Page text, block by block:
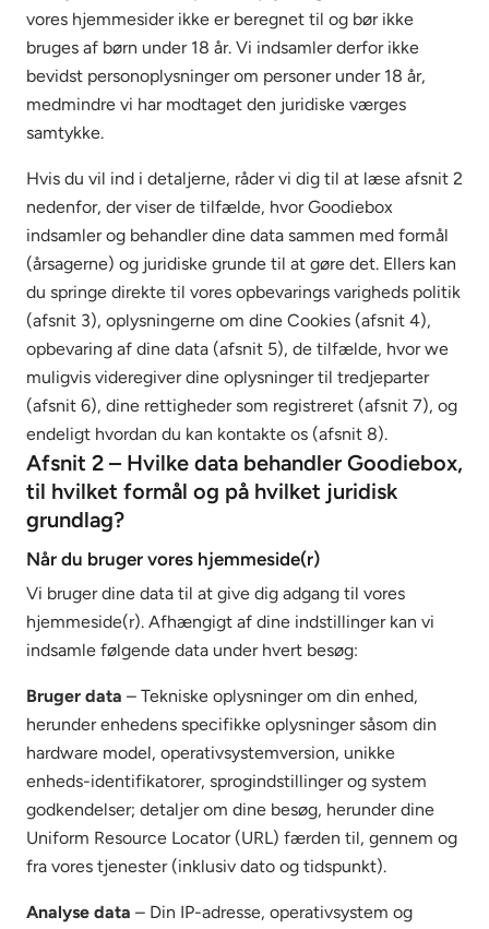
vores hjemmesider ikke er beregnet til og bør ikke
bruges af børn under 18 år. Vi indsamler derfor ikke
bevidst personoplysninger om personer under 18 år,
medmindre vi har modtaget den juridiske værges
samtykke.
Hvis du vil ind i detaljerne, råder vi dig til at læse afsnit 2
nedenfor, der viser de tilfælde, hvor Goodiebox
indsamler og behandler dine data sammen med formål
(årsagerne) og juridiske grunde til at gøre det. Ellers kan
du springe direkte til vores opbevarings varigheds politik
(afsnit 3), oplysningerne om dine Cookies (afsnit 4),
opbevaring af dine data (afsnit 5), de tilfælde, hvor we
muligvis videregiver dine oplysninger til tredjeparter
(afsnit 6), dine rettigheder som registreret (afsnit 7), og
endeligt hvordan du kan kontakte os (afsnit 8).
Afsnit 2 – Hvilke data behandler Goodiebox,
til hvilket formål og på hvilket juridisk
grundlag?
Når du bruger vores hjemmeside(r)
Vi bruger dine data til at give dig adgang til vores
hjemmeside(r). Afhængigt af dine indstillinger kan vi
indsamle følgende data under hvert besøg:
Bruger data – Tekniske oplysninger om din enhed,
herunder enhedens specifikke oplysninger såsom din
hardware model, operativsystemversion, unikke
enheds-identifikatorer, sprogindstillinger og system
godkendelser; detaljer om dine besøg, herunder dine
Uniform Resource Locator (URL) færden til, gennem og
fra vores tjenester (inklusiv dato og tidspunkt).
Analyse data – Din IP-adresse, operativsystem og